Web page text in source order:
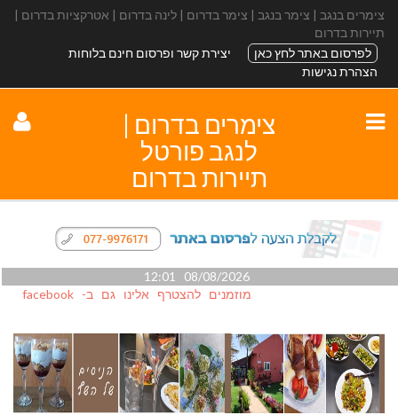
צימרים בנגב | צימר בנגב | צימר בדרום | לינה בדרום | אטרקציות בדרום |
תיירות בדרום
לפרסום באתר לחץ כאן
יצירת קשר ופרסום חינם בלוחות
הצהרת נגישות
צימרים בדרום |
לנגב פורטל
תיירות בדרום
08/08/2026 12:01
מוזמנים להצטרף אלינו גם ב- facebook